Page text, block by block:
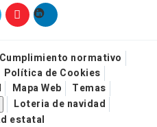
Cumplimiento normativo
Política de Cookies
Mapa Web
Temas
Loteria de navidad
estatal